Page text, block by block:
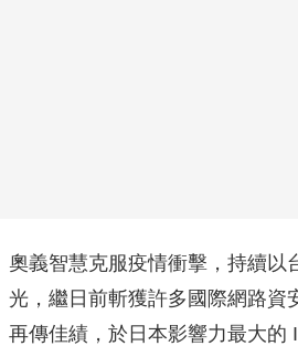
奧義智慧克服疫情衝擊，持續以
光，繼日前斬獲許多國際網路資
再傳佳績，於日本影響力最大的